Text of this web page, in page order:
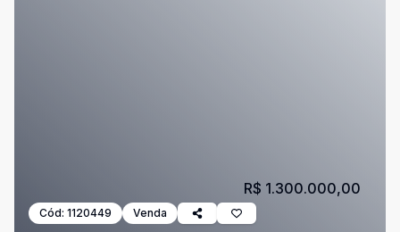
Cód: 1120449 Venda
R$ 1.300.000,00